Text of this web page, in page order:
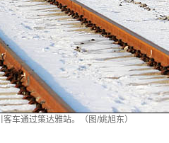
客车通过策达雅站。（图/姚旭东）